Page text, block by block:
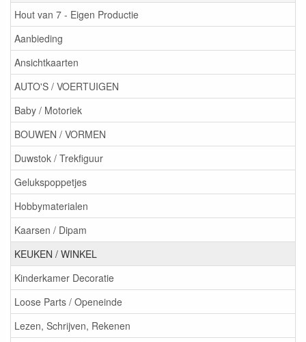
Hout van 7 - Eigen Productie
Aanbieding
Ansichtkaarten
AUTO'S / VOERTUIGEN
Baby / Motoriek
BOUWEN / VORMEN
Duwstok / Trekfiguur
Gelukspoppetjes
Hobbymaterialen
Kaarsen / Dipam
KEUKEN / WINKEL
Kinderkamer Decoratie
Loose Parts / Openeinde
Lezen, Schrijven, Rekenen